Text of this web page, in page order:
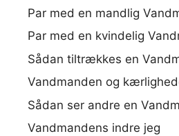
Par med en mandlig
Par med en kvindelig
Sådan tiltrækkes en
Vandmanden og
Sådan ser andre en
Vandmandens indre jeg